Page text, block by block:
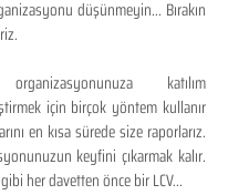
düşünmeyin... Bırakın
katılım
için birçok yöntem kullanır
en kısa sürede size raporlarız.
keyfini çıkarmak kalır.
her davetten önce bir LCV...